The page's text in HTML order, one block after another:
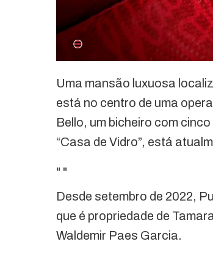
Uma mansão luxuosa
está no centro de uma
Bello, um bicheiro com
“Casa de Vidro”, está
" "
Desde setembro de 2022,
que é propriedade de
Waldemir Paes Garcia.